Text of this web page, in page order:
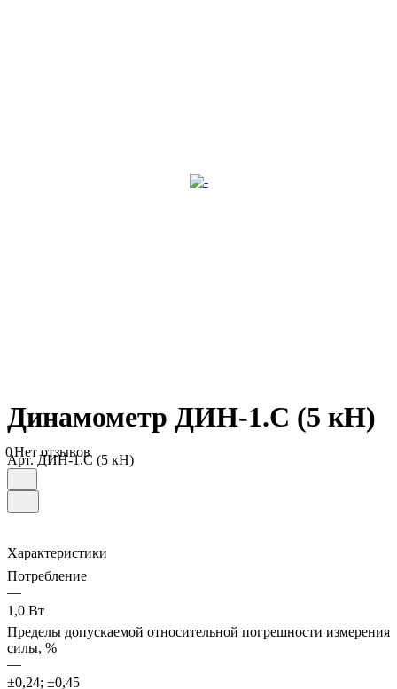
Динамометр ДИН-1.С (5 кН)
0Нет отзывов
Арт.ДИН-1.С (5 кН)
Характеристики
Потребление
—
1,0 Вт
Пределы допускаемой относительной погрешности измерения
силы, %
—
±0,24; ±0,45